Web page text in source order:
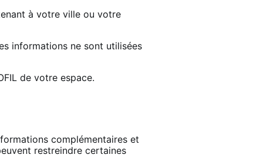
à votre ville ou votre
informations ne sont utilisées
de votre espace.
complémentaires et
restreindre certaines